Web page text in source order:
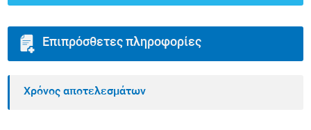
Επιπρόσθετες πληροφορίες
Χρόνος αποτελεσμάτων